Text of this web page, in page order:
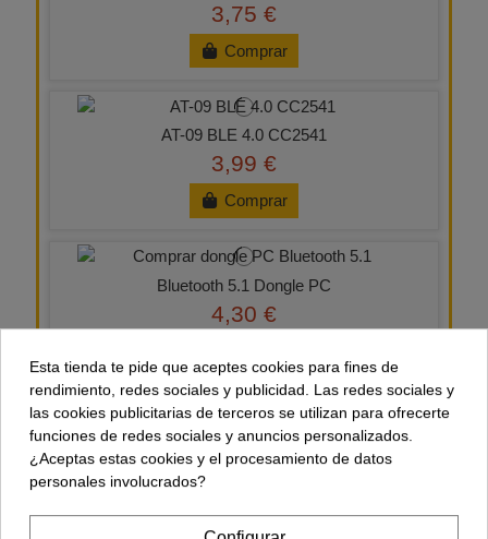
3,75 €
Comprar
AT-09 BLE 4.0 CC2541
3,99 €
Comprar
Bluetooth 5.1 Dongle PC
4,30 €
FT232RL
1,99 €
Esta tienda te pide que aceptes cookies para fines de
rendimiento, redes sociales y publicidad. Las redes sociales y
las cookies publicitarias de terceros se utilizan para ofrecerte
funciones de redes sociales y anuncios personalizados.
¿Aceptas estas cookies y el procesamiento de datos
personales involucrados?